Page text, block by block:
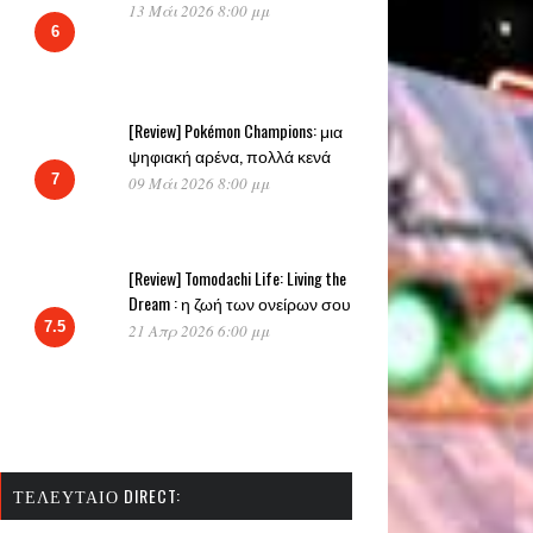
6
13 Μάι 2026 8:00 μμ
7
[Review] Pokémon Champions: μια
ψηφιακή αρένα, πολλά κενά
09 Μάι 2026 8:00 μμ
7.5
[Review] Tomodachi Life: Living the
Dream : η ζωή των ονείρων σου
21 Απρ 2026 6:00 μμ
ΤΕΛΕΥΤΑΊΟ DIRECT: